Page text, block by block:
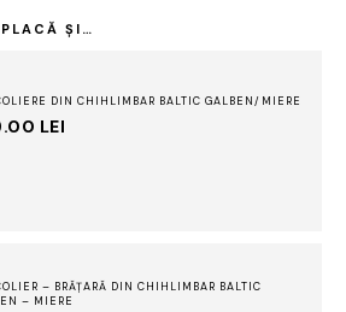
ȘI…
DIN CHIHLIMBAR BALTIC GALBEN/MIERE
LEI
– BRĂȚARĂ DIN CHIHLIMBAR BALTIC
– MIERE